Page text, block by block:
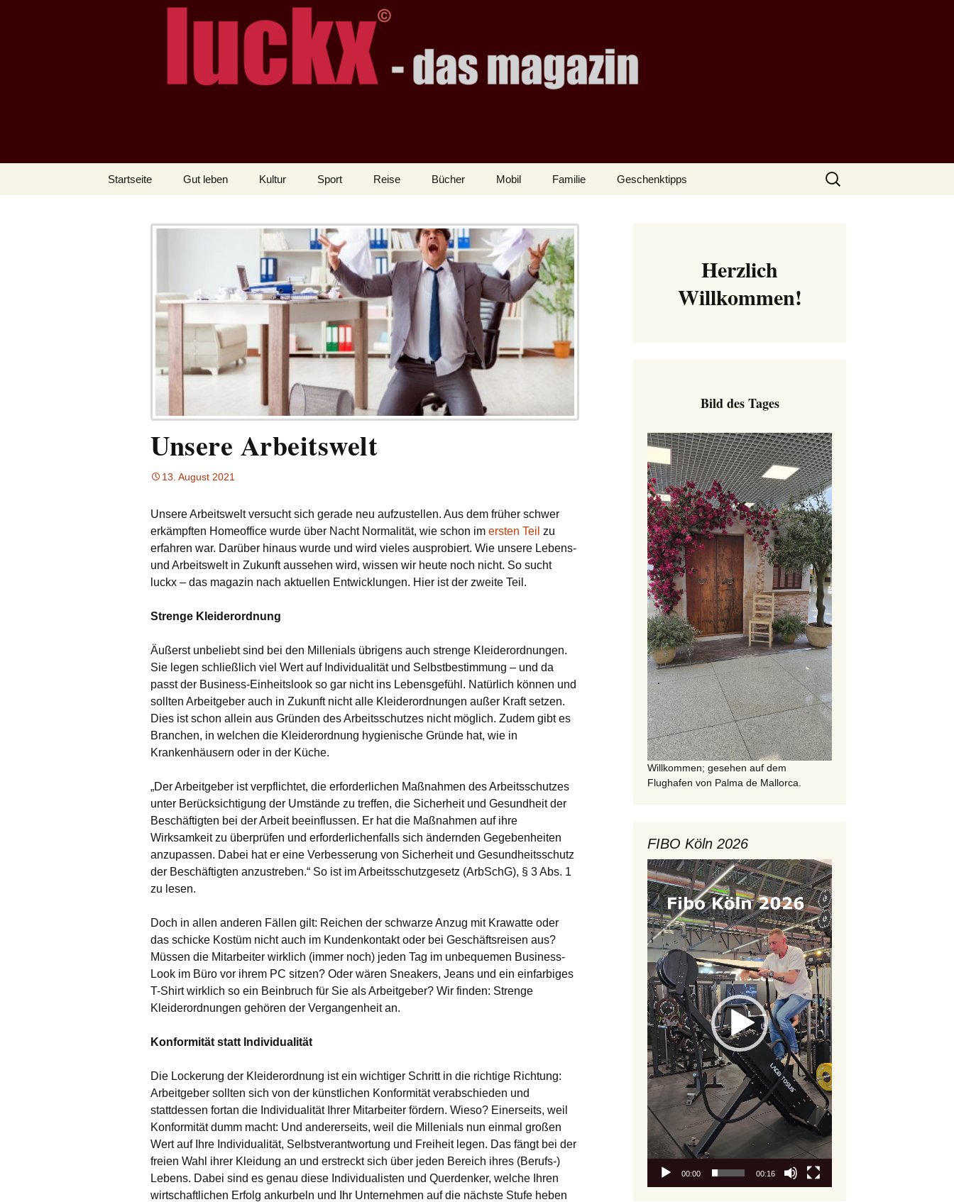
LUCKX
– das Magazin
Startseite Gut leben Kultur Sport Reise Bücher Mobil Familie Geschenktipps
Suchen
nach:
Unsere Arbeitswelt
13. August 2021
Unsere Arbeitswelt versucht sich gerade neu aufzustellen. Aus dem früher schwer
erkämpften Homeoffice wurde über Nacht Normalität, wie schon im ersten Teil zu
erfahren war. Darüber hinaus wurde und wird vieles ausprobiert. Wie unsere Lebens-
und Arbeitswelt in Zukunft aussehen wird, wissen wir heute noch nicht. So sucht
luckx – das magazin nach aktuellen Entwicklungen. Hier ist der zweite Teil.
Strenge Kleiderordnung
Äußerst unbeliebt sind bei den Millenials übrigens auch strenge Kleiderordnungen.
Sie legen schließlich viel Wert auf Individualität und Selbstbestimmung – und da
passt der Business-Einheitslook so gar nicht ins Lebensgefühl. Natürlich können und
sollten Arbeitgeber auch in Zukunft nicht alle Kleiderordnungen außer Kraft setzen.
Dies ist schon allein aus Gründen des Arbeitsschutzes nicht möglich. Zudem gibt es
Branchen, in welchen die Kleiderordnung hygienische Gründe hat, wie in
Krankenhäusern oder in der Küche.
„Der Arbeitgeber ist verpflichtet, die erforderlichen Maßnahmen des Arbeitsschutzes
unter Berücksichtigung der Umstände zu treffen, die Sicherheit und Gesundheit der
Beschäftigten bei der Arbeit beeinflussen. Er hat die Maßnahmen auf ihre
Wirksamkeit zu überprüfen und erforderlichenfalls sich ändernden Gegebenheiten
anzupassen. Dabei hat er eine Verbesserung von Sicherheit und Gesundheitsschutz
der Beschäftigten anzustreben.“ So ist im Arbeitsschutzgesetz (ArbSchG), § 3 Abs. 1
zu lesen.
Doch in allen anderen Fällen gilt: Reichen der schwarze Anzug mit Krawatte oder
das schicke Kostüm nicht auch im Kundenkontakt oder bei Geschäftsreisen aus?
Müssen die Mitarbeiter wirklich (immer noch) jeden Tag im unbequemen Business-
Look im Büro vor ihrem PC sitzen? Oder wären Sneakers, Jeans und ein einfarbiges
T-Shirt wirklich so ein Beinbruch für Sie als Arbeitgeber? Wir finden: Strenge
Kleiderordnungen gehören der Vergangenheit an.
Konformität statt Individualität
Die Lockerung der Kleiderordnung ist ein wichtiger Schritt in die richtige Richtung:
Arbeitgeber sollten sich von der künstlichen Konformität verabschieden und
stattdessen fortan die Individualität Ihrer Mitarbeiter fördern. Wieso? Einerseits, weil
Konformität dumm macht: Und andererseits, weil die Millenials nun einmal großen
Wert auf Ihre Individualität, Selbstverantwortung und Freiheit legen. Das fängt bei der
freien Wahl ihrer Kleidung an und erstreckt sich über jeden Bereich ihres (Berufs-)
Lebens. Dabei sind es genau diese Individualisten und Querdenker, welche Ihren
wirtschaftlichen Erfolg ankurbeln und Ihr Unternehmen auf die nächste Stufe heben
Herzlich
Willkommen!
Bild des Tages
Willkommen; gesehen auf dem
Flughafen von Palma de Mallorca.
FIBO Köln 2026
Video-
Player
00:00 00:16